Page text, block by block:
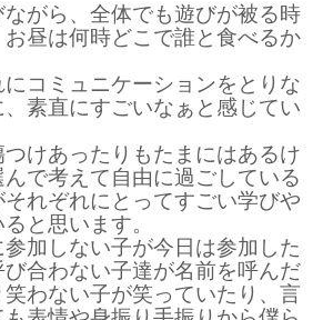
がら、全体でも遊びが被る時
昼は何時どこで誰と食べるか
コミュニケーションをとりな
素直にすごいなぁと感じてい
けあったりもたまにはあるけ
で考えて自由に過ごしている
れぞれにとってすごい学びや
と思います。
加しない子が今日は参加した
び合わない子達が名前を呼んだ
笑わない子が笑っていたり、言